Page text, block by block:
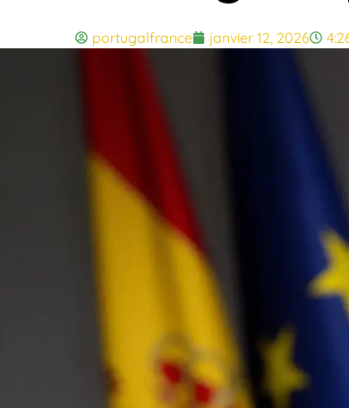
portugalfrance janvier 12, 2026